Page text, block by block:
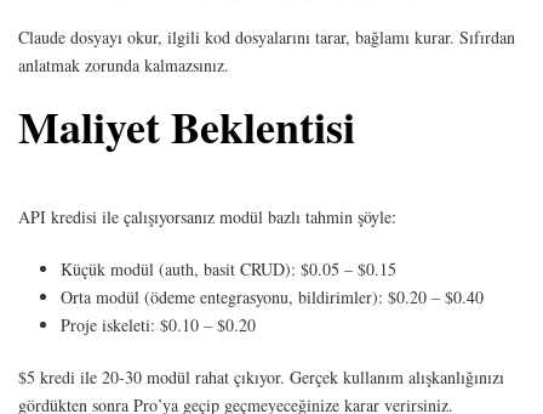
Claude dosyayı okur, ilgili kod dosyalarını tarar, bağlamı kurar. Sıfırdan
anlatmak zorunda kalmazsınız.
Maliyet Beklentisi
API kredisi ile çalışıyorsanız modül bazlı tahmin şöyle:
Küçük modül (auth, basit CRUD): $0.05 – $0.15
Orta modül (ödeme entegrasyonu, bildirimler): $0.20 – $0.40
Proje iskeleti: $0.10 – $0.20
$5 kredi ile 20-30 modül rahat çıkıyor. Gerçek kullanım alışkanlığınızı
gördükten sonra Pro’ya geçip geçmeyeceğinize karar verirsiniz.